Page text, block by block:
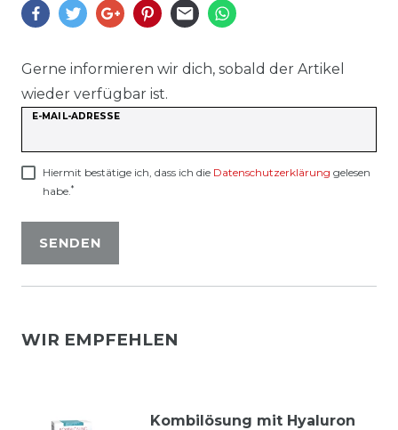
Gerne informieren wir dich, sobald der Artikel
wieder verfügbar ist.
E-MAIL-ADRESSE
Hiermit bestätige ich, dass ich die Daten­schutz­erklärung gelesen
habe.*
SENDEN
WIR EMPFEHLEN
Kombilösung mit Hyaluron